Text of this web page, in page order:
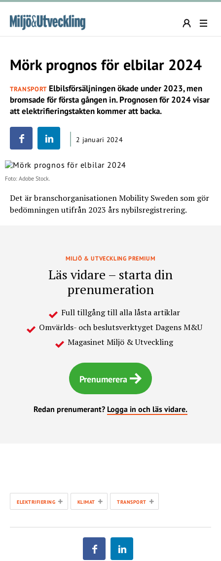
Mörk prognos för elbilar 2024
TRANSPORTElbilsförsäljningen ökade under 2023, men
bromsade för första gången in. Prognosen för 2024 visar
att elektrifieringstakten kommer att backa.
2 januari 2024
Foto: Adobe Stock.
Det är branschorganisationen Mobility Sweden som gör
bedömningen utifrån 2023 års nybilsregistrering.
MILJÖ & UTVECKLING PREMIUM
Läs vidare – starta din
prenumeration
Full tillgång till alla låsta artiklar
Omvärlds- och beslutsverktyget Dagens M&U
Magasinet Miljö & Utveckling
Prenumerera
Redan prenumerant? Logga in och läs vidare.
ELEKTRIFIERING + KLIMAT + TRANSPORT +